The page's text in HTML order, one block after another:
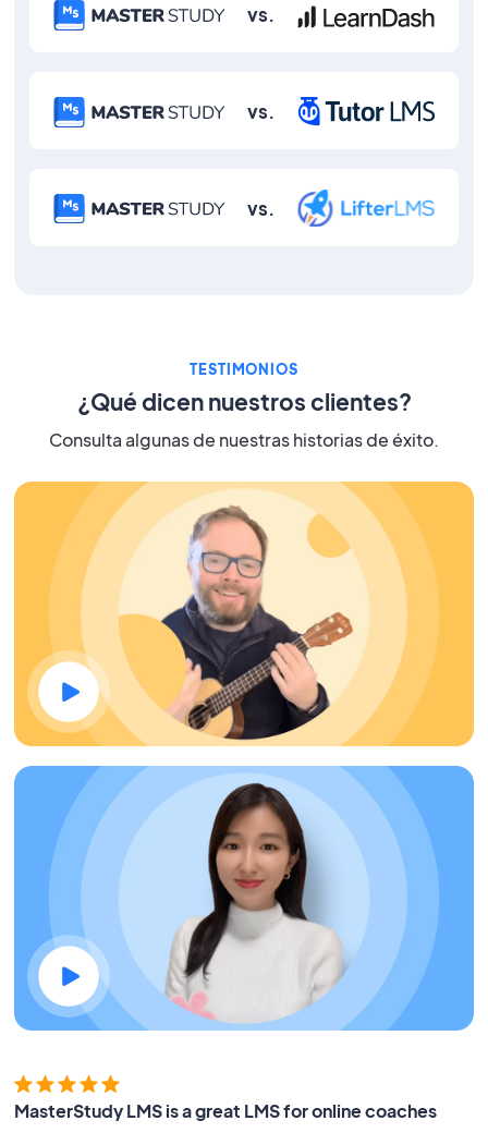
vs.
vs.
vs.
TESTIMONIOS
¿Qué dicen nuestros clientes?
Consulta algunas de nuestras historias de éxito.
MasterStudy LMS is a great LMS for online coaches